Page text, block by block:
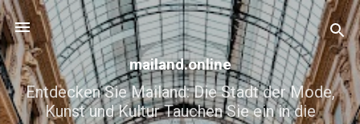
Direkt zum Hauptbereich
mailand.online
Entdecken Sie Mailand: Die Stadt der Mode,
Kunst und Kultur Tauchen Sie ein in die